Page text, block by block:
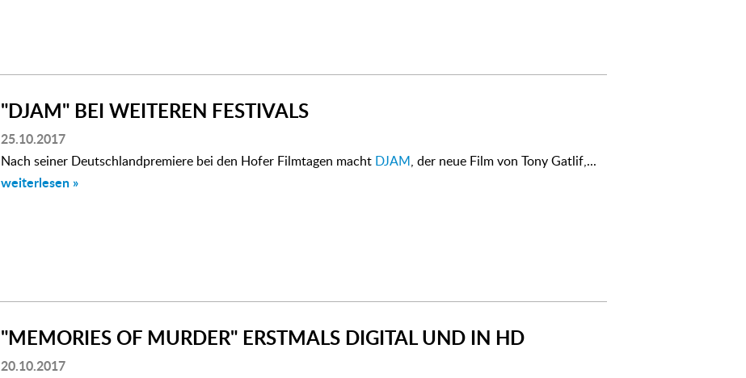
"DJAM" BEI WEITEREN FESTIVALS
25.10.2017
Nach seiner Deutschlandpremiere bei den Hofer Filmtagen macht DJAM, der neue Film von Tony Gatlif,...
weiterlesen »
"MEMORIES OF MURDER" ERSTMALS DIGITAL UND IN HD
20.10.2017